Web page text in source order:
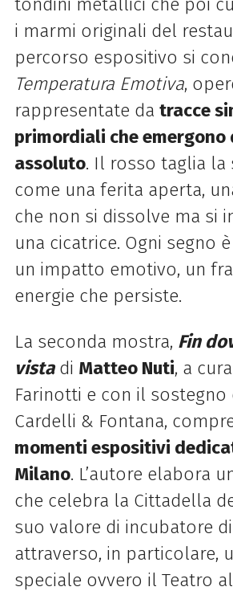
tondini metallici che poi
i marmi originali del
percorso espositivo si
Temperatura Emotiva,
rappresentate da tracce
primordiali che emergono
assoluto. Il rosso taglia la
come una ferita aperta,
che non si dissolve ma si
una cicatrice. Ogni segno
un impatto emotivo, un
energie che persiste.
La seconda mostra, Fin
vistadi Matteo Nuti, a
Farinotti e con il sostegno
Cardelli & Fontana,
momenti espositivi
Milano. L’autore elabora
che celebra la Cittadella
suo valore di incubatore
attraverso, in particolare,
speciale ovvero il Teatro